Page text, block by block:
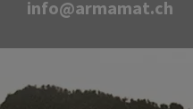
info@armamat.ch